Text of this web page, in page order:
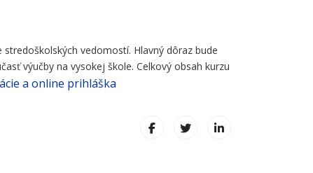
vedomostí. Hlavný dôraz bude
výučby na vysokej škole. Celkový obsah kurzu
a online prihláška